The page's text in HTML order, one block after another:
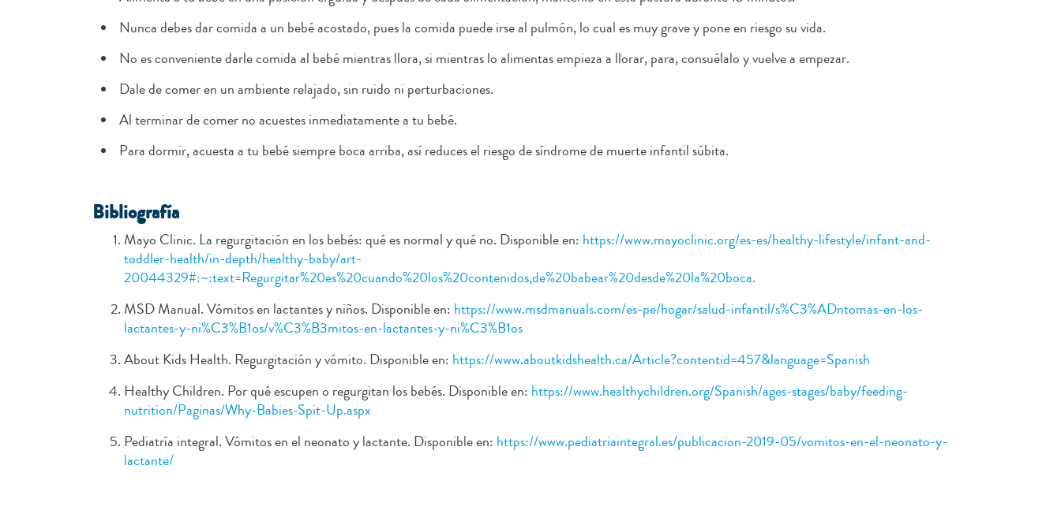
Nunca debes dar comida a un bebé acostado, pues la comida puede irse al pulmón, lo cual es muy grave y pone en riesgo su vida.
No es conveniente darle comida al bebé mientras llora, si mientras lo alimentas empieza a llorar, para, consuélalo y vuelve a empezar.
Dale de comer en un ambiente relajado, sin ruido ni perturbaciones.
Al terminar de comer no acuestes inmediatamente a tu bebé.
Para dormir, acuesta a tu bebé siempre boca arriba, así reduces el riesgo de síndrome de muerte infantil súbita.
Bibliografía
Mayo Clinic. La regurgitación en los bebés: qué es normal y qué no. Disponible en: https://www.mayoclinic.org/es-es/healthy-lifestyle/infant-and-
toddler-health/in-depth/healthy-baby/art-
20044329#:~:text=Regurgitar%20es%20cuando%20los%20contenidos,de%20babear%20desde%20la%20boca.
MSD Manual. Vómitos en lactantes y niños. Disponible en: https://www.msdmanuals.com/es-pe/hogar/salud-infantil/s%C3%ADntomas-en-los-
lactantes-y-ni%C3%B1os/v%C3%B3mitos-en-lactantes-y-ni%C3%B1os
About Kids Health. Regurgitación y vómito. Disponible en: https://www.aboutkidshealth.ca/Article?contentid=457&language=Spanish
Healthy Children. Por qué escupen o regurgitan los bebés. Disponible en: https://www.healthychildren.org/Spanish/ages-stages/baby/feeding-
nutrition/Paginas/Why-Babies-Spit-Up.aspx
Pediatría integral. Vómitos en el neonato y lactante. Disponible en: https://www.pediatriaintegral.es/publicacion-2019-05/vomitos-en-el-neonato-y-
lactante/